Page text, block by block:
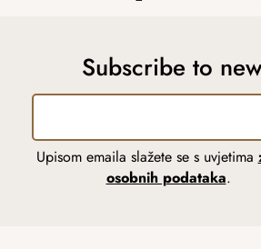
Subscribe to
Upisom emaila slažete se s uvjetima
osobnih podataka.